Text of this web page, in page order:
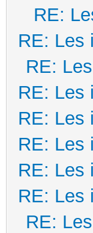
RE:
RE: Les
RE:
RE: Les
RE: Les
RE: Les
RE: Les
RE: Les
RE: